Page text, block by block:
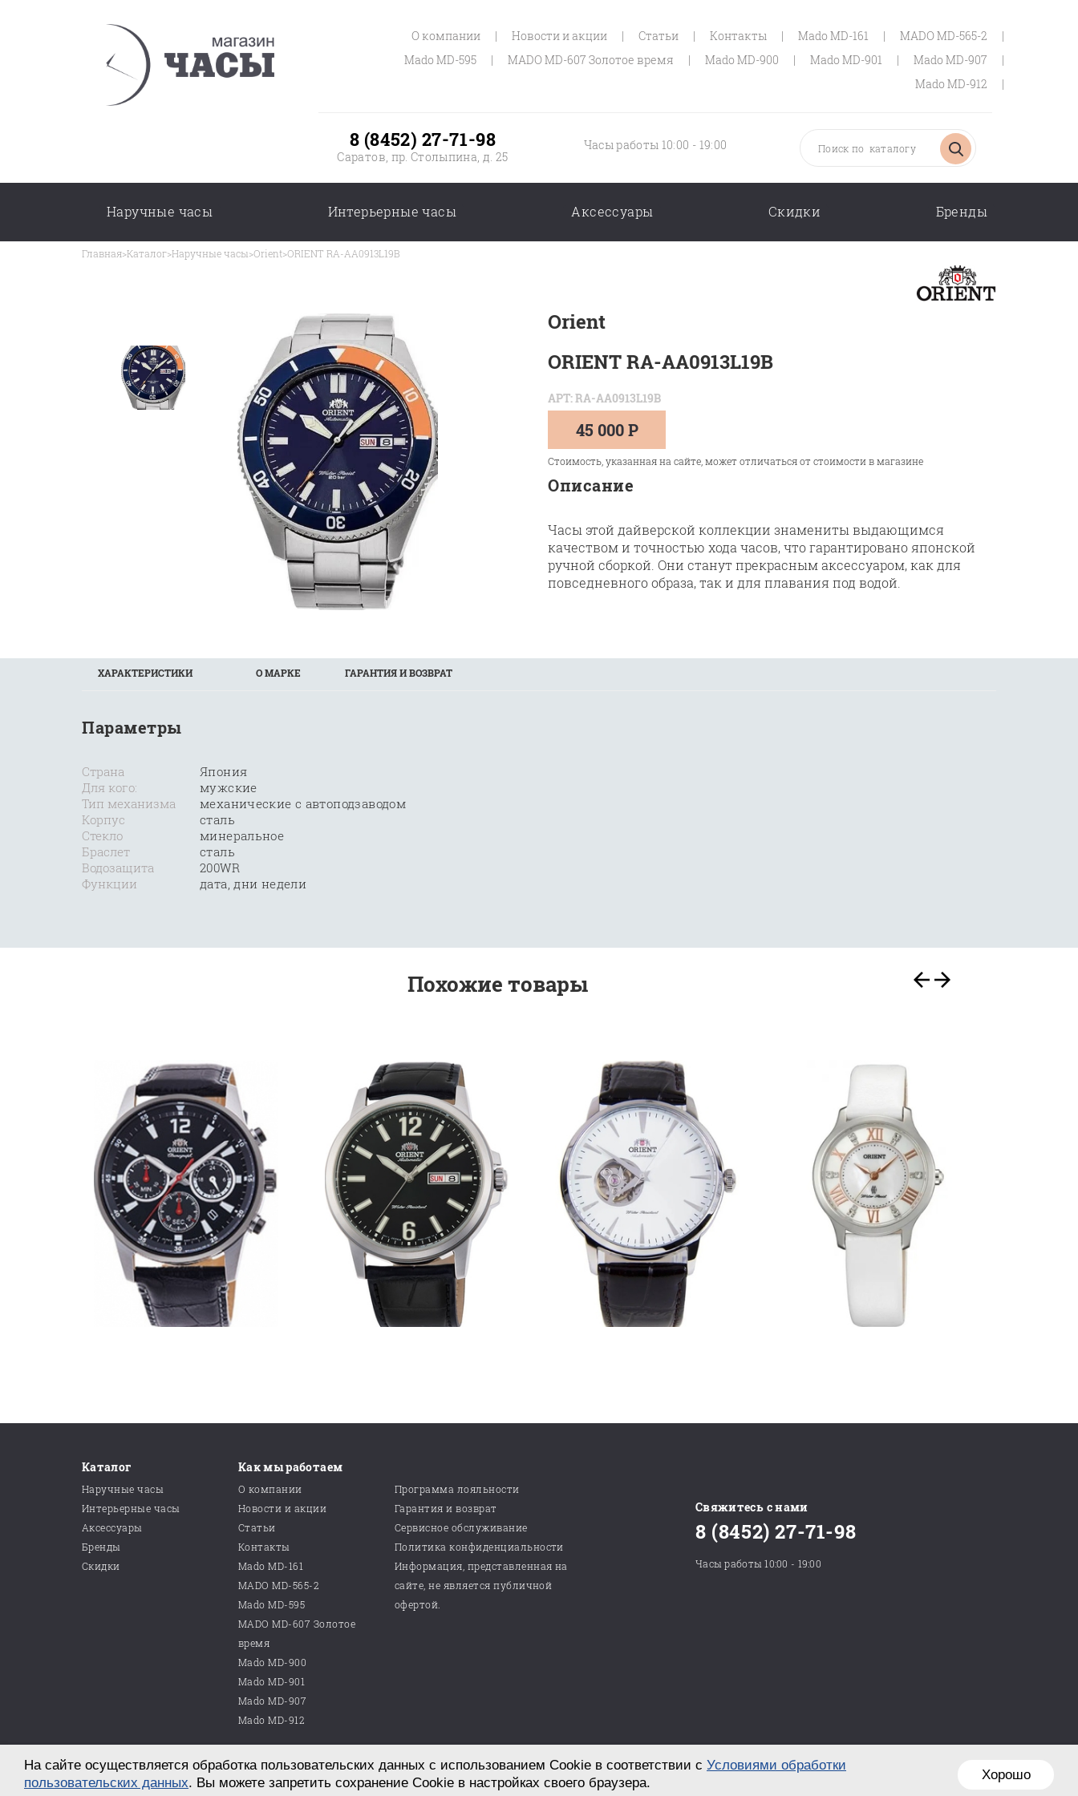
О компании | Новости и акции | Статьи | Контакты | Mado MD-161 | MADO MD-565-2
|
Mado MD-595
| MADO MD-607 Золотое время | Mado MD-900 | Mado MD-901 | Mado MD-907
|
Mado MD-912
|
8 (8452) 27-71-98
Саратов, пр. Столыпина, д. 25
Часы работы 10:00 - 19:00
Наручные часы Интерьерные часы Аксессуары Скидки Бренды
Главная>Каталог>Наручные часы>Orient>ORIENT RA-AA0913L19B
Orient
ORIENT RA-AA0913L19B
АРТ: RA-AA0913L19B
45 000 Р
Стоимость, указанная на сайте, может отличаться от стоимости в магазине
Описание
Часы этой дайверской коллекции знамениты выдающимся
качеством и точностью хода часов, что гарантировано японской
ручной сборкой. Они станут прекрасным аксессуаром, как для
повседневного образа, так и для плавания под водой.
ХАРАКТЕРИСТИКИ О МАРКЕ ГАРАНТИЯ И ВОЗВРАТ
Параметры
Страна
Для кого:
Тип механизма
Корпус
Стекло
Браслет
Водозащита
Функции
Япония
мужские
механические с автоподзаводом
сталь
минеральное
сталь
200WR
дата, дни недели
Похожие товары
Каталог
Наручные часы
Интерьерные часы
Аксессуары
Бренды
Скидки
Как мы работаем
О компании
Новости и акции
Статьи
Контакты
Mado MD-161
MADO MD-565-2
Mado MD-595
MADO MD-607 Золотое
время
Mado MD-900
Mado MD-901
Mado MD-907
Mado MD-912
Программа лояльности
Гарантия и возврат
Сервисное обслуживание
Политика конфиденциальности
Информация, представленная на
сайте, не является публичной
офертой.
Свяжитесь с нами
8 (8452) 27-71-98
Часы работы 10:00 - 19:00
© 2026 ООО «Магазин часов №10»
г. Саратов, пр. им. Петра Столыпина, д. 25
Разработка сайта в студии «СТРОИМ САЙТ!» Хорошо
На сайте осуществляется обработка пользовательских данных с использованием Cookie в соответствии с Условиями обработки
пользовательских данных. Вы можете запретить сохранение Cookie в настройках своего браузера.